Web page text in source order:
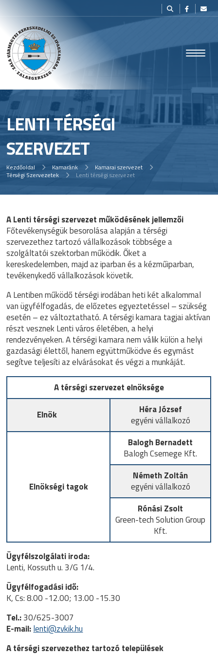
LENTI TÉRSÉGI
SZERVEZET
Kezdőoldal Kamaránk
Kamarai szervezet
Térségi Szervezetek
Lenti térségi szervezet
A Lenti térségi szervezet működésének jellemzői
Főtevékenységük besorolása alapján a térségi
szervezethez tartozó vállalkozások többsége a
szolgáltatói szektorban működik. Őket a
kereskedelemben, majd az iparban és a kézműiparban,
tevékenykedő vállalkozások követik.
A Lentiben működő térségi irodában heti két alkalommal
van ügyfélfogadás, de előzetes egyeztetéssel – szükség
esetén – ez változtatható. A térségi kamara tagjai aktívan
részt vesznek Lenti város életében, a helyi
rendezvényeken. A térségi kamara nem válik külön a helyi
gazdasági élettől, hanem együttműködve és egymást
segítve teljesíti az elvárásokat és végzi a munkáját.
A térségi szervezet elnöksége
Elnök
Héra József
egyéni vállalkozó
Elnökségi tagok
Balogh Bernadett
Balogh Csemege Kft.
Németh Zoltán
egyéni vállalkozó
Rónási Zsolt
Green-tech Solution Group
Kft.
Ügyfélszolgálati iroda:
Lenti, Kossuth u. 3/G 1/4.
Ügyfélfogadási idő:
K, Cs: 8.00 -12.00; 13.00 -15.30
Tel.:30/625-3007
E-mail:lenti@zvkik.hu
A térségi szervezethez tartozó települések